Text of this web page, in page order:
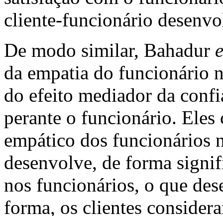
cliente-funcionário
De modo similar, Bahadur
da empatia do funcionário
do efeito mediador da
perante o funcionário.
empático dos funcionários
desenvolve, de forma
nos funcionários, o que
forma, os clientes